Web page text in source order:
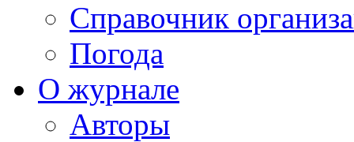
Справочник
Погода
О журнале
Авторы